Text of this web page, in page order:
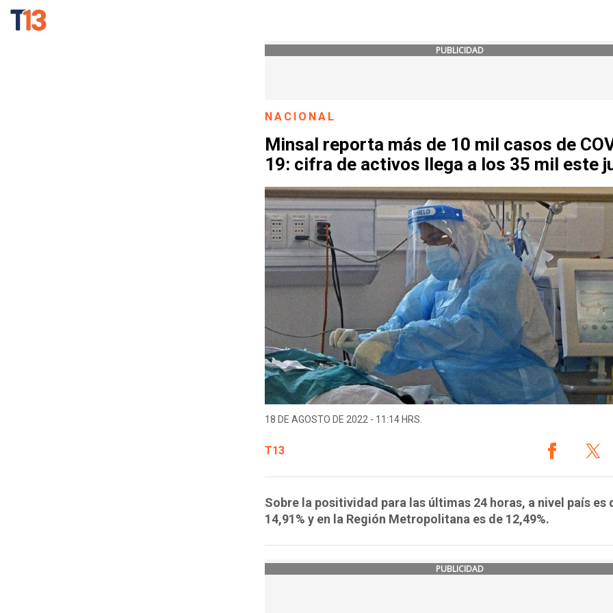
PUBLICIDAD
NACIONAL
Minsal reporta más de 10 mil casos de
19: cifra de activos llega a los 35 mil este
18 DE AGOSTO DE 2022 - 11:14 HRS.
T13
Sobre la positividad para las últimas 24 horas, a nivel país es
14,91% y en la Región Metropolitana es de 12,49%.
PUBLICIDAD